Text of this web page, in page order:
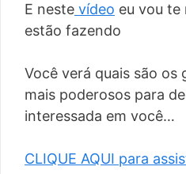
E neste vídeo eu vou te
estão fazendo
Você verá quais são os
mais poderosos para
interessada em você…
CLIQUE AQUI para